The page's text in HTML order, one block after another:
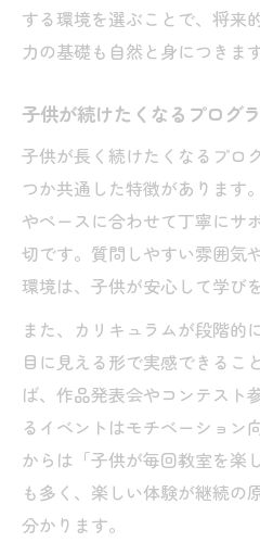
態
プログラミング教室で育
スキル
楽しい学びがキャ
ミング教室
プログラミング教
げよう
子供の将来を支え
効果
プログラミング教
は
通いたくなる兵庫県神
ング体験
プログラミング教
紹介
する環境を選ぶことで、将来
力の基礎も自然と身につきます
子供が続けたくなるプログ
子供が長く続けたくなるプロ
つか共通した特徴があります
やペースに合わせて丁寧にサ
切です。質問しやすい雰囲気
環境は、子供が安心して学び
また、カリキュラムが段階的
目に見える形で実感できるこ
ば、作品発表会やコンテスト
るイベントはモチベーション
からは「子供が毎回教室を楽
も多く、楽しい体験が継続の
分かります。